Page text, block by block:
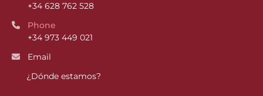
+34 628 762 528
Phone
+34 973 449 021
Email
¿Dónde estamos?